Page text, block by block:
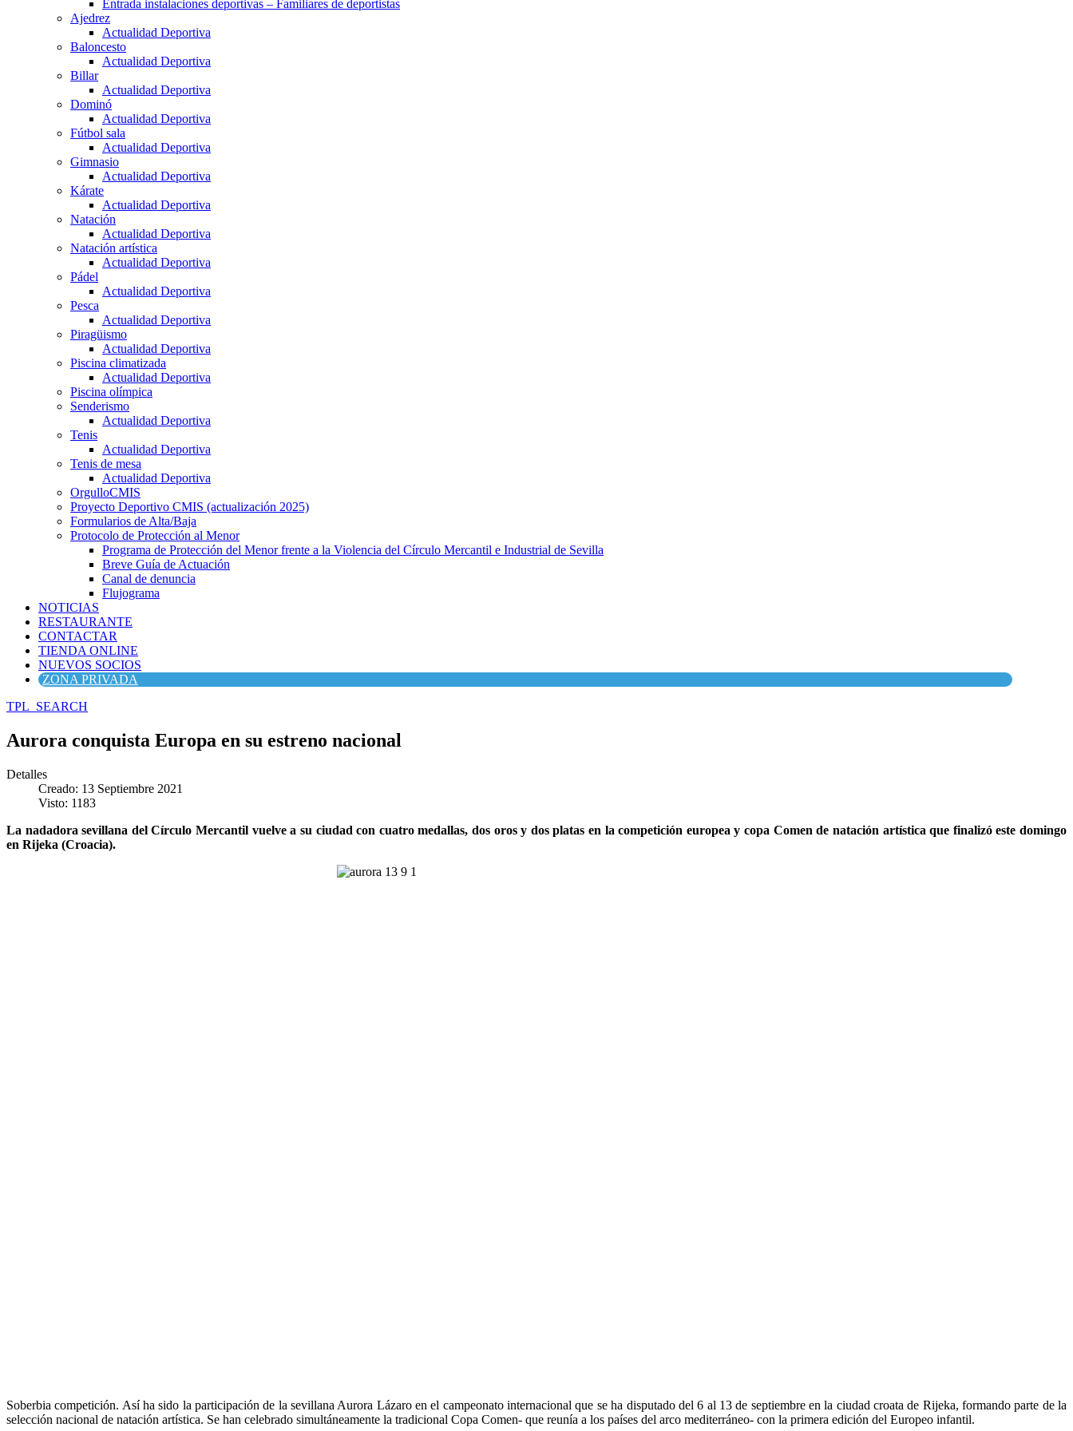
Entrada instalaciones deportivas – Familiares de deportistas
Ajedrez
Actualidad Deportiva
Baloncesto
Actualidad Deportiva
Billar
Actualidad Deportiva
Dominó
Actualidad Deportiva
Fútbol sala
Actualidad Deportiva
Gimnasio
Actualidad Deportiva
Kárate
Actualidad Deportiva
Natación
Actualidad Deportiva
Natación artística
Actualidad Deportiva
Pádel
Actualidad Deportiva
Pesca
Actualidad Deportiva
Piragüismo
Actualidad Deportiva
Piscina climatizada
Actualidad Deportiva
Piscina olímpica
Senderismo
Actualidad Deportiva
Tenis
Actualidad Deportiva
Tenis de mesa
Actualidad Deportiva
OrgulloCMIS
Proyecto Deportivo CMIS (actualización 2025)
Formularios de Alta/Baja
Protocolo de Protección al Menor
Programa de Protección del Menor frente a la Violencia del Círculo Mercantil e Industrial de Sevilla
Breve Guía de Actuación
Canal de denuncia
Flujograma
NOTICIAS
RESTAURANTE
CONTACTAR
TIENDA ONLINE
NUEVOS SOCIOS
ZONA PRIVADA
TPL_SEARCH
Aurora conquista Europa en su estreno nacional
Detalles
Creado: 13 Septiembre 2021
Visto: 1183
La nadadora sevillana del Círculo Mercantil vuelve a su ciudad con cuatro medallas, dos oros y dos platas en la competición europea y copa Comen de natación artística que finalizó este domingo
en Rijeka (Croacia).
Soberbia competición. Así ha sido la participación de la sevillana Aurora Lázaro en el campeonato internacional que se ha disputado del 6 al 13 de septiembre en la ciudad croata de Rijeka, formando parte de la
selección nacional de natación artística. Se han celebrado simultáneamente la tradicional Copa Comen- que reunía a los países del arco mediterráneo- con la primera edición del Europeo infantil.